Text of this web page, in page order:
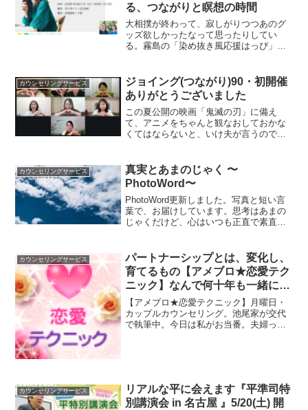
る、つながりと瞑想の時間
大相撲が終わって、寂しがりつつあのグ
ッズ欲しかったなって思ったりしてい
る。霧島の「染め抜き風応援はっぴ」と
です、はい、こんにちは。９月１日
（火）『つながりレッスン９０mi...
カウンセリングサービス
ジョイング(つながり)90・初開催
ありがとうございました
この夏公開の映画「鬼滅の刃」に備え
て、アニメをちゃんと観なおしておかな
くてはならないと、いけ夫が言うので、
んな質問をしながら、夫と子どもたちに
「おかあさん、がんばって」...
カウンセリングサービス
真実とあまのじゃく 〜
PhotoWord〜
PhotoWord更新しました。写真と短い言
葉で、お届けしています。思考はあまの
じゃくだけど、心はいつも正直で素直っ
心に焦点が当てやすくなったんです。
カウンセリングサービス
パートナーシップとは、変化し、
育てるもの【アメブロ★恋愛テク
ニック】なんで何十年も一緒に居
られるの？
【アメブロ★恋愛テクニック】月曜日・
カップルカウンセリング。池尾家が交代
で執筆中。今日は私がお当番。夫婦って
カウンセリングサービス
リアルな平に会えます『平準司特
別講演会 in 名古屋 』5/20(土) 開